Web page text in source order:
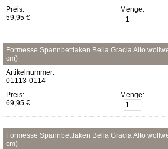
Preis:
59,95 €
Menge:
Formesse Spannbettlaken Bella Gracia Alto
cm)
Artikelnummer:
01113-0114
Preis:
69,95 €
Menge:
Formesse Spannbettlaken Bella Gracia Alto
cm)